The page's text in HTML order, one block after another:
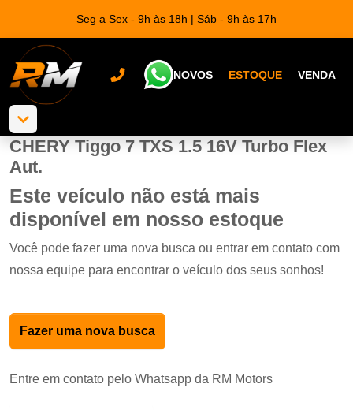
Seg a Sex - 9h às 18h | Sáb - 9h às 17h
NOVOS ESTOQUE VENDA
CHERY Tiggo 7 TXS 1.5 16V Turbo Flex
Aut.
Este veículo não está mais
disponível em nosso estoque
Você pode fazer uma nova busca ou entrar em contato com
nossa equipe para encontrar o veículo dos seus sonhos!
Fazer uma nova busca
Entre em contato pelo Whatsapp da RM Motors